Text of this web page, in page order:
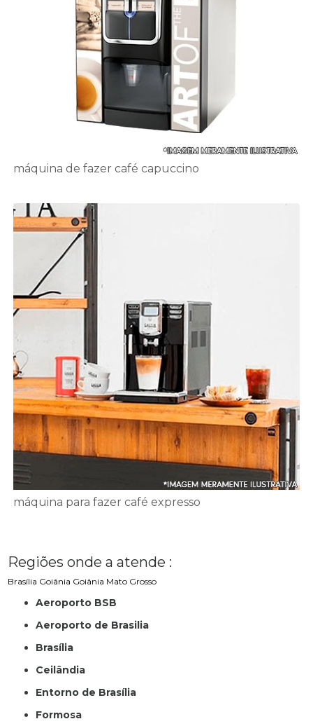
máquina de fazer café capuccino
máquina para fazer café expresso
Regiões onde a atende :
Brasília Goiânia Goiânia Mato Grosso
Aeroporto BSB
Aeroporto de Brasilia
Brasília
Ceilândia
Entorno de Brasília
Formosa